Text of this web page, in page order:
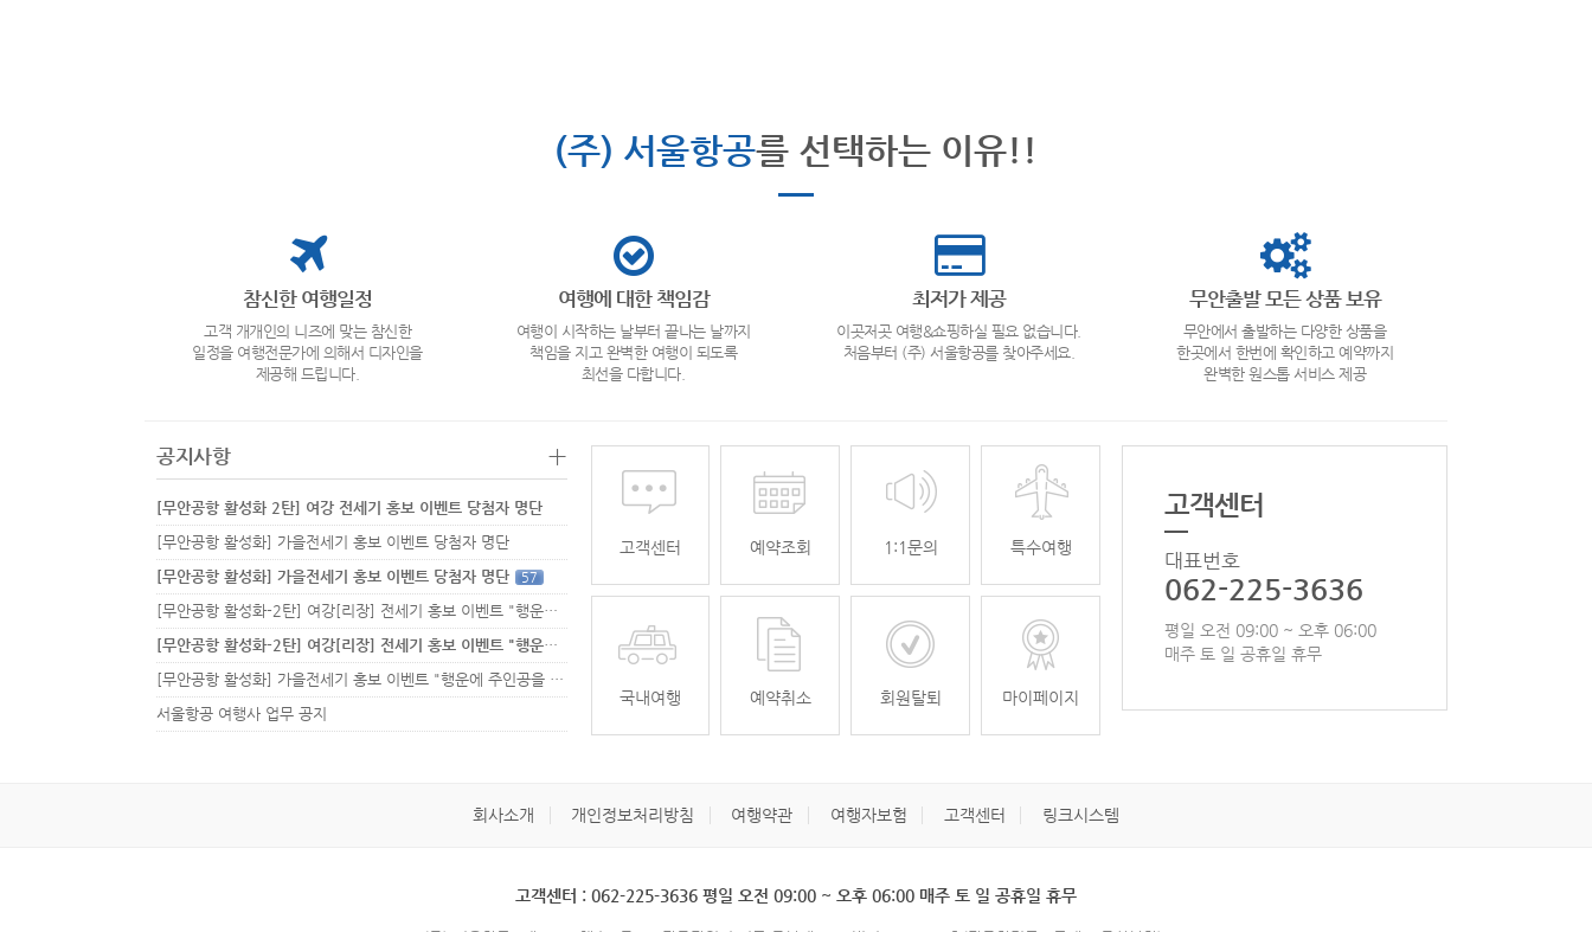
(주) 서울항공를 선택하는 이유!!
참신한 여행일정
고객 개개인의 니즈에 맞는 참신한
일정을 여행전문가에 의해서 디자인을
제공해 드립니다.
여행에 대한 책임감
여행이 시작하는 날부터 끝나는 날까지
책임을 지고 완벽한 여행이 되도록
최선을 다합니다.
최저가 제공
이곳저곳 여행&쇼핑하실 필요 없습니다.
처음부터 (주) 서울항공를 찾아주세요.
무안출발 모든 상품 보유
무안에서 출발하는 다양한 상품을
한곳에서 한번에 확인하고 예약까지
완벽한 원스톱 서비스 제공
공지사항 +
[무안공항 활성화 2탄] 여강 전세기 홍보 이벤트 당첨자 명단
[무안공항 활성화] 가을전세기 홍보 이벤트 당첨자 명단
[무안공항 활성화] 가을전세기 홍보 이벤트 당첨자 명단
57
[무안공항 활성화-2탄] 여강[리장] 전세기 홍보 이벤트 "행운에 주인공…
[무안공항 활성화-2탄] 여강[리장] 전세기 홍보 이벤트 "행운에 주인공…
[무안공항 활성화] 가을전세기 홍보 이벤트 "행운에 주인공을 찾습니다."
서울항공 여행사 업무 공지
고객센터 예약조회 1:1문의 특수여행
국내여행 예약취소 회원탈퇴 마이페이지
고객센터
대표번호
062-225-3636
평일 오전 09:00 ~ 오후 06:00
매주 토 일 공휴일 휴무
회사소개 개인정보처리방침 여행약관 여행자보험 고객센터 링크시스템
고객센터 : 062-225-3636 평일 오전 09:00 ~ 오후 06:00 매주 토 일 공휴일 휴무